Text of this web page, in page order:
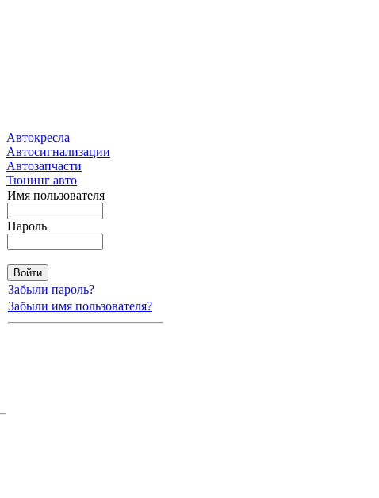
Автокресла
Автосигнализации
Автозапчасти
Тюнинг авто
Имя пользователя
Пароль
Забыли пароль?
Забыли имя пользователя?